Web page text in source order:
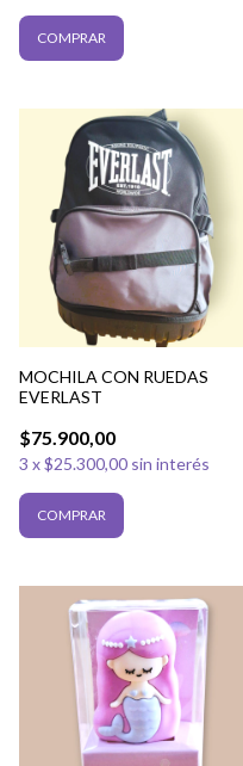
MOCHILA CON RUEDAS
EVERLAST
$75.900,00
3 x$25.300,00 sin interés